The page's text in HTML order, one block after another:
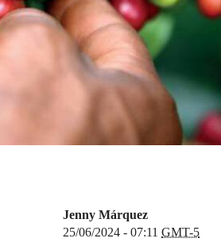
Jenny Márquez
25/06/2024 - 07:11 GMT-5